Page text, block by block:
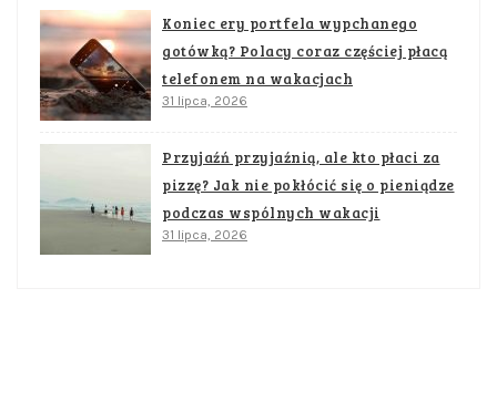
Koniec ery portfela wypchanego
gotówką? Polacy coraz częściej płacą
telefonem na wakacjach
31 lipca, 2026
Przyjaźń przyjaźnią, ale kto płaci za
pizzę? Jak nie pokłócić się o pieniądze
podczas wspólnych wakacji
31 lipca, 2026